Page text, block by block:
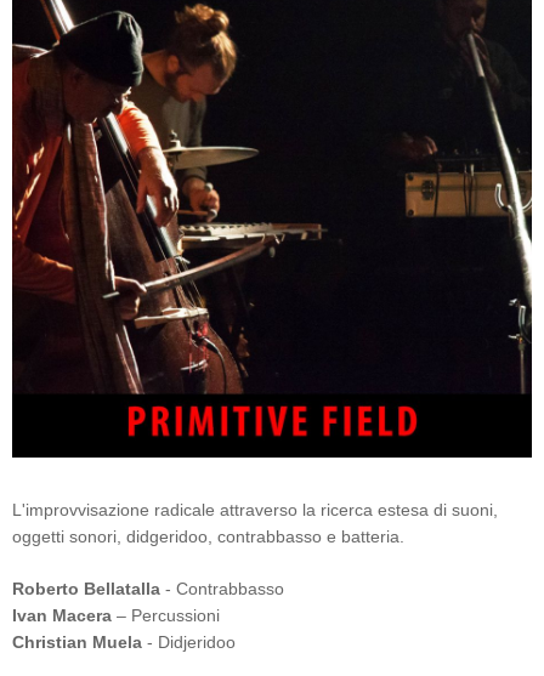
L'improvvisazione radicale attraverso la ricerca estesa di suoni,
oggetti sonori, didgeridoo, contrabbasso e batteria.
Roberto Bellatalla - Contrabbasso
Ivan Macera – Percussioni
Christian Muela - Didjeridoo